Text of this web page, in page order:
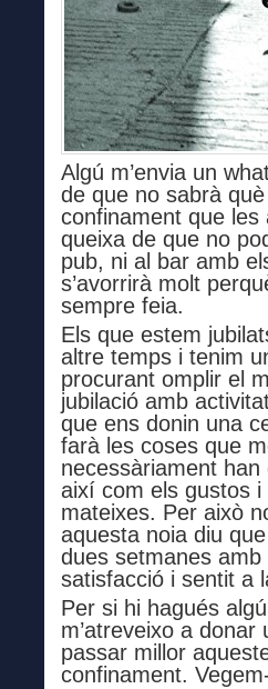
Algú m’envia un
de que no sabrà
confinament que
queixa de que no
pub, ni al bar amb
s’avorrirà molt
sempre feia.
Els que estem
altre temps i tenim
procurant omplir el
jubilació amb
que ens donin una
farà les coses que
necessàriament
així com els gustos
mateixes. Per això
aquesta noia diu
dues setmanes
satisfacció i sentit a
Per si hi hagués
m’atreveixo a
passar millor
confinament.